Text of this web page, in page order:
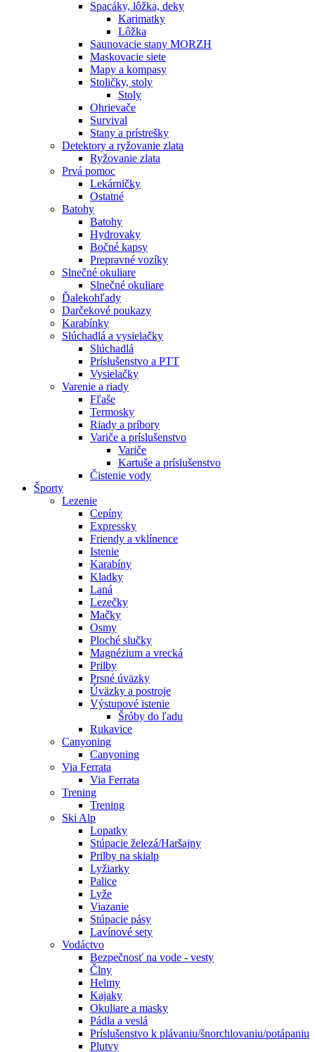
Spacáky, lôžka, deky
Karimatky
Lôžka
Saunovacie stany MORZH
Maskovacie siete
Mapy a kompasy
Stoličky, stoly
Stoly
Ohrievače
Survival
Stany a prístrešky
Detektory a ryžovanie zlata
Ryžovanie zlata
Prvá pomoc
Lekárničky
Ostatné
Batohy
Batohy
Hydrovaky
Bočné kapsy
Prepravné vozíky
Slnečné okuliare
Slnečné okuliare
Ďalekohľady
Darčekové poukazy
Karabínky
Slúchadlá a vysielačky
Slúchadlá
Príslušenstvo a PTT
Vysielačky
Varenie a riady
Fľaše
Termosky
Riady a príbory
Variče a príslušenstvo
Variče
Kartuše a príslušenstvo
Čistenie vody
Športy
Lezenie
Cepíny
Expressky
Friendy a vklínence
Istenie
Karabíny
Kladky
Laná
Lezečky
Mačky
Osmy
Ploché slučky
Magnézium a vrecká
Prilby
Prsné úväzky
Úväzky a postroje
Výstupové istenie
Šróby do ľadu
Rukavice
Canyoning
Canyoning
Via Ferrata
Via Ferrata
Trening
Trening
Ski Alp
Lopatky
Stúpacie železá/Haršajny
Prilby na skialp
Lyžiarky
Palice
Lyže
Viazanie
Stúpacie pásy
Lavínové sety
Vodáctvo
Bezpečnosť na vode - vesty
Člny
Helmy
Kajaky
Okuliare a masky
Pádla a veslá
Príslušenstvo k plávaniu/šnorchlovaniu/potápaniu
Plutvy